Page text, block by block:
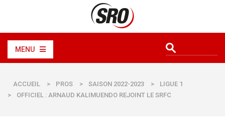
MENU
ACCUEIL > PROS > SAISON 2022-2023 >
LIGUE 1
>
OFFICIEL : ARNAUD KALIMUENDO REJOINT LE SRFC